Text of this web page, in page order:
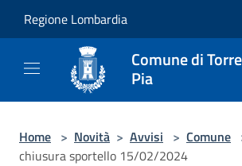
Regione Lombardia
Comune di
Pia
Home > Novità > Avvisi > Comune
chiusura sportello 15/02/2024